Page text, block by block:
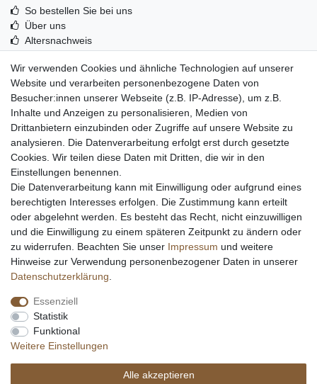
So bestellen Sie bei uns
Über uns
Altersnachweis
Echtheit von Kundenbewertungen
Messer Info Forum
Messer schärfen
Messerhersteller
Stahltabelle
Stahlarten
Rockwell Härte
Messerarten
Klingenformen
Holzarten
Impressum Daten­schutz­erklärung AGB
Widerrufs­recht
© Copyright Alle Preisangaben sind inkl. gesetzlicher Mehrwertsteuer und zzgl.
Wir verwenden Cookies und ähnliche Technologien auf unserer
Website und verarbeiten personenbezogene Daten von
Besucher:innen unserer Webseite (z.B. IP-Adresse), um z.B.
Inhalte und Anzeigen zu personalisieren, Medien von
Drittanbietern einzubinden oder Zugriffe auf unsere Website zu
analysieren. Die Datenverarbeitung erfolgt erst durch gesetzte
Cookies. Wir teilen diese Daten mit Dritten, die wir in den
Einstellungen benennen.
Die Datenverarbeitung kann mit Einwilligung oder aufgrund eines
berechtigten Interesses erfolgen. Die Zustimmung kann erteilt
oder abgelehnt werden. Es besteht das Recht, nicht einzuwilligen
und die Einwilligung zu einem späteren Zeitpunkt zu ändern oder
zu widerrufen. Beachten Sie unser Impressum und weitere
Hinweise zur Verwendung personenbezogener Daten in unserer
Daten­schutz­erklärung
Essenziell
Statistik
Funktional
Weitere Einstellungen
Alle akzeptieren